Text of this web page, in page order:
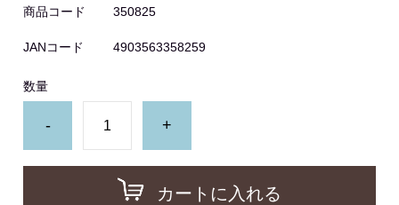
商品コード 350825
JANコード 4903563358259
数量
- +
カートに入れる